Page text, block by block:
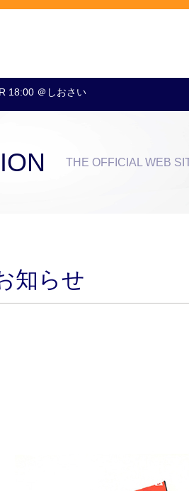
クラブ・会社情報
18:00 ＠しおさい
THE OFFICIAL WEB
知らせ